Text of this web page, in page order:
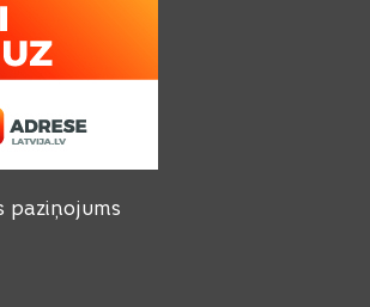
paziņojums